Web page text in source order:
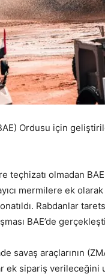
Ordusu için
teçhizatı olmadan
mermilere ek
Rabdanlar
BAE’de
savaş araçlarının
ek sipariş verileceğini